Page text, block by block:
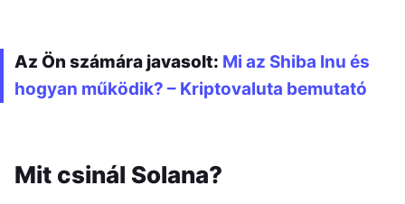
Az Ön számára javasolt: Mi az Shiba Inu és
hogyan működik? – Kriptovaluta bemutató
Mit csinál Solana?